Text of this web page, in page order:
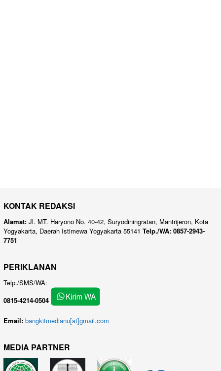
KONTAK REDAKSI
Alamat: Jl. MT. Haryono No. 40-42, Suryodiningratan, Mantrijeron, Kota
Yogyakarta, Daerah Istimewa Yogyakarta 55141 Telp./WA: 0857-2943-
7751
PERIKLANAN
Telp./SMS/WA:
0815-4214-0504
Email: bangkitmedianu[at]gmail.com
MEDIA PARTNER